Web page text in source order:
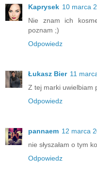
Kaprysek 10 marca
Nie znam ich
poznam ;)
Odpowiedz
Łukasz Bier 11
Z tej marki uwielbiam
Odpowiedz
pannaem 12 marca
nie słyszałam o tym
Odpowiedz